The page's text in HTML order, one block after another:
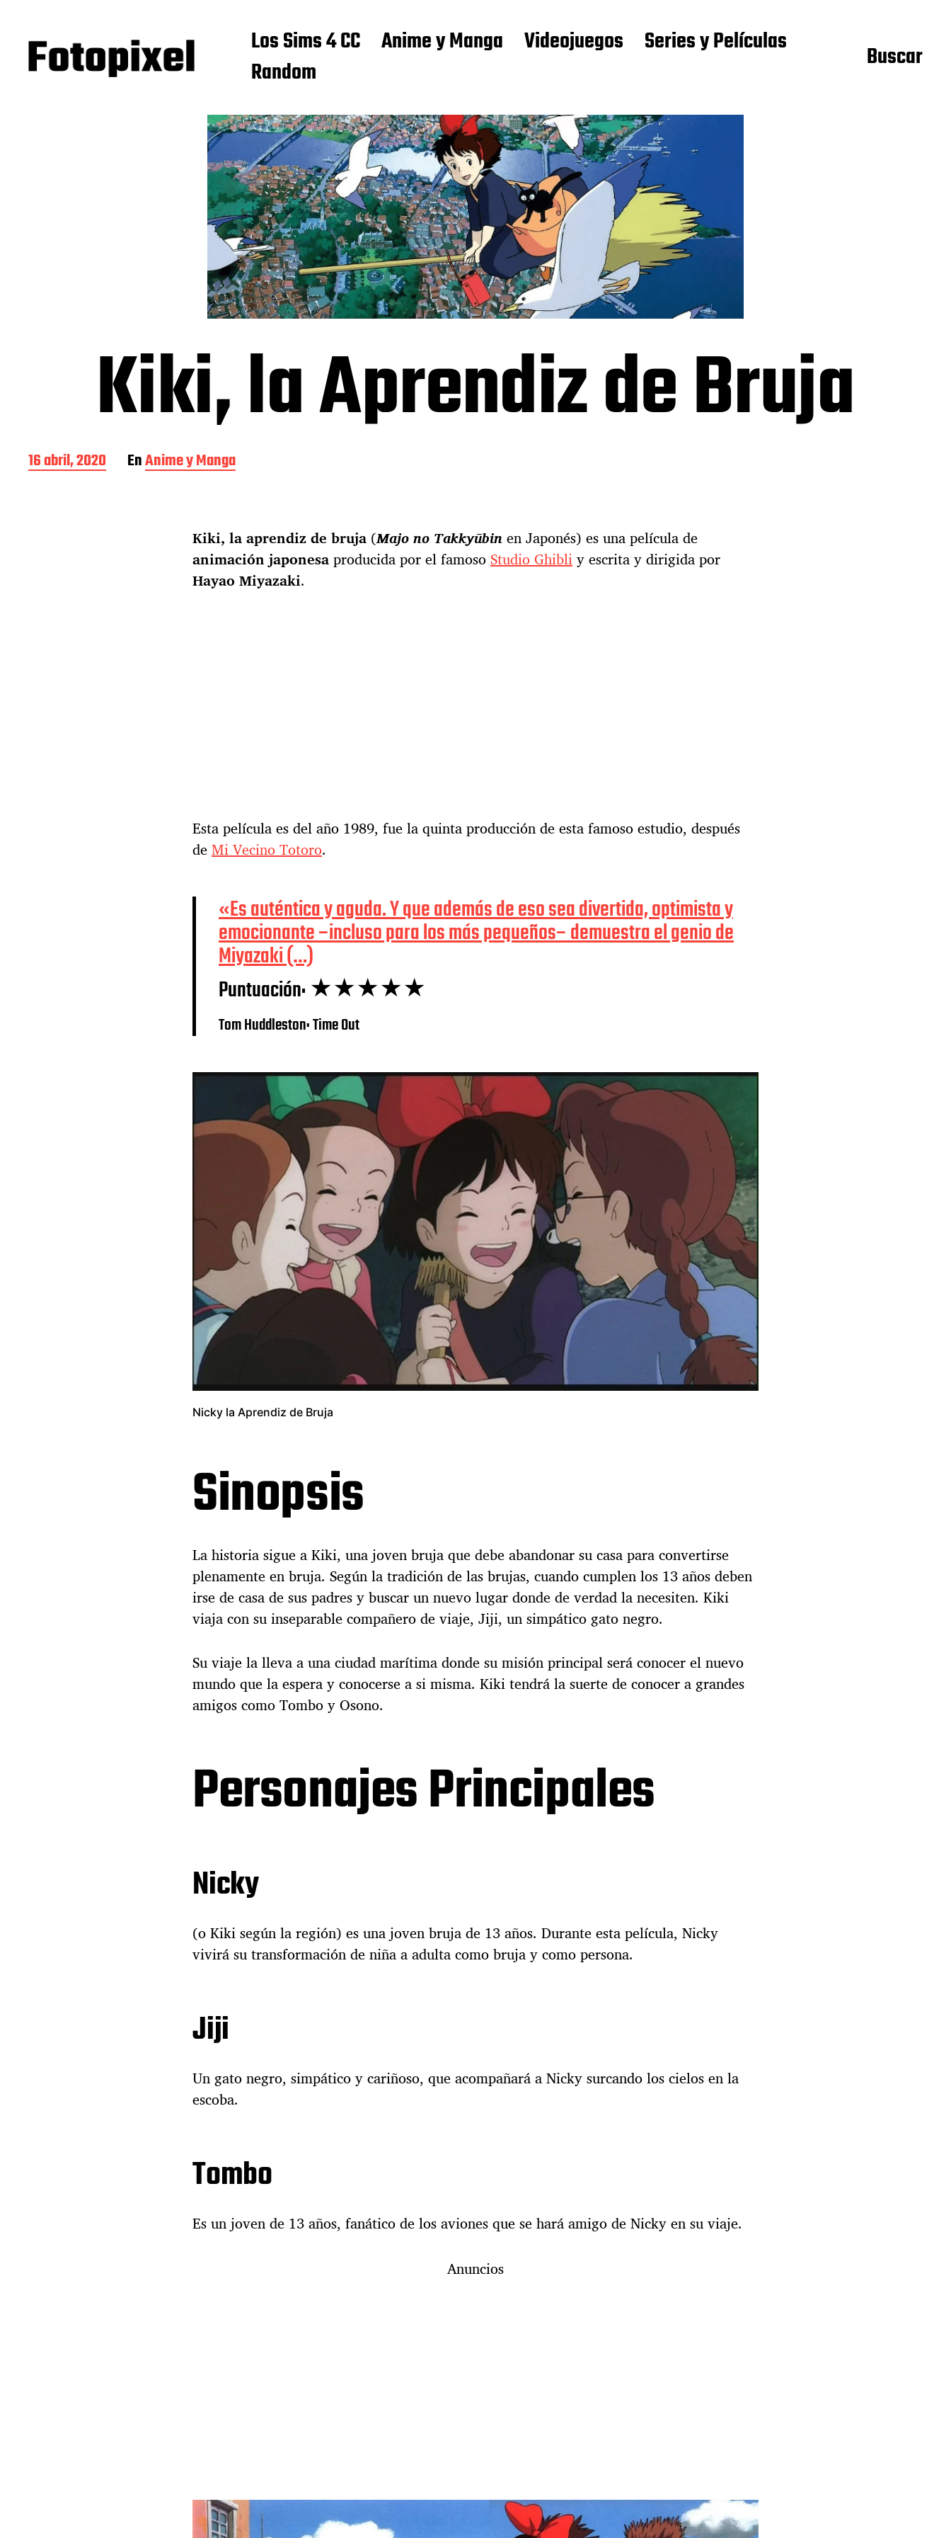
Los Sims 4 CC Anime y Manga Videojuegos
Series y Películas
Random
Buscar
Kiki, la Aprendiz de Bruja
F
e
16 abril, 2020 EnAnime y Manga
Kiki, la aprendiz de bruja (Majo no Takkyūbinen Japonés) es una película de
animación japonesaproducida por el famosoStudio Ghibliy escrita y dirigida por
Hayao Miyazaki.
Esta película es del año 1989, fue la quinta producción de esta famoso estudio, después
deMi Vecino Totoro.
«Es auténtica y aguda. Y que además de eso sea divertida, optimista y
emocionante –incluso para los más pequeños– demuestra el genio de
Miyazaki (…)
Puntuación: ★★★★★
Tom Huddleston: Time Out
Nicky la Aprendiz de Bruja
Sinopsis
La historia sigue a Kiki, una joven bruja que debe abandonar su casa para convertirse
plenamente en bruja. Según la tradición de las brujas, cuando cumplen los 13 años deben
irse de casa de sus padres y buscar un nuevo lugar donde de verdad la necesiten. Kiki
viaja con su inseparable compañero de viaje, Jiji, un simpático gato negro.
Su viaje la lleva a una ciudad marítima donde su misión principal será conocer el nuevo
mundo que la espera y conocerse a si misma. Kiki tendrá la suerte de conocer a grandes
amigos como Tombo y Osono.
Personajes Principales
Nicky
(o Kiki según la región) es una joven bruja de 13 años. Durante esta película, Nicky
vivirá su transformación de niña a adulta como bruja y como persona.
Jiji
Un gato negro, simpático y cariñoso, que acompañará a Nicky surcando los cielos en la
escoba.
Tombo
Es un joven de 13 años, fanático de los aviones que se hará amigo de Nicky en su viaje.
Anuncios